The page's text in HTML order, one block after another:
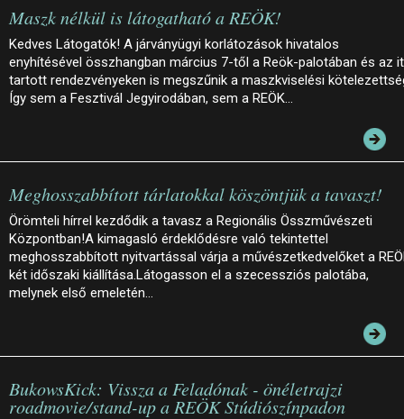
Maszk nélkül is látogatható a REÖK!
Kedves Látogatók! A járványügyi korlátozások hivatalos
enyhítésével összhangban március 7-től a Reök-palotában és az
tartott rendezvényeken is megszűnik a maszkviselési
Így sem a Fesztivál Jegyirodában, sem a REÖK…
Meghosszabbított tárlatokkal köszöntjük a tavaszt!
Örömteli hírrel kezdődik a tavasz a Regionális Összművészeti
Központban!A kimagasló érdeklődésre való tekintettel
meghosszabbított nyitvartással várja a művészetkedvelőket a
két időszaki kiállítása.Látogasson el a szecessziós palotába,
melynek első emeletén…
BukowsKick: Vissza a Feladónak - önéletrajzi
roadmovie/stand-up a REÖK Stúdiószínpadon